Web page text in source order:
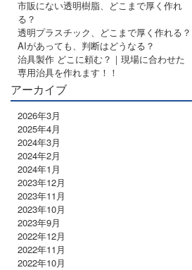
市販にない透明樹脂、どこまで厚く作れ
る？
透明プラスチック、どこまで厚く作れる？
AIがあっても、判断はどうなる？
治具製作 どこに頼む？｜現場に合わせた
専用治具を作れます！！
アーカイブ
2026年3月
2025年4月
2024年3月
2024年2月
2024年1月
2023年12月
2023年11月
2023年10月
2023年9月
2022年12月
2022年11月
2022年10月